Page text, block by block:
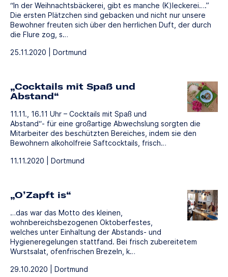
“In der Weihnachtsbäckerei, gibt es manche (K)leckerei….”
Die ersten Plätzchen sind gebacken und nicht nur unsere
Bewohner freuten sich über den herrlichen Duft, der durch
die Flure zog, s…
25.11.2020 | Dortmund
„Cocktails mit Spaß und
Abstand“
11.11., 16.11 Uhr – Cocktails mit Spaß und
Abstand“- für eine großartige Abwechslung sorgten die
Mitarbeiter des beschützten Bereiches, indem sie den
Bewohnern alkoholfreie Saftcocktails, frisch…
11.11.2020 | Dortmund
„O’Zapft is“
…das war das Motto des kleinen,
wohnbereichsbezogenen Oktoberfestes,
welches unter Einhaltung der Abstands- und
Hygieneregelungen stattfand. Bei frisch zubereitetem
Wurstsalat, ofenfrischen Brezeln, k…
29.10.2020 | Dortmund